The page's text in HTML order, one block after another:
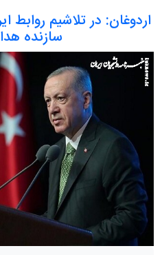
اردوغان: در تلاشیم روابط
سازنده